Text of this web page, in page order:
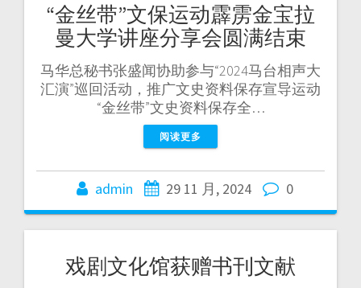
“金丝带”文保运动霹雳金宝拉
曼大学讲座分享会圆满结束
马华总秘书张盛闻协助参与“2024马台相声大
汇演”巡回活动，推广文史资料保存宣导运动
“金丝带”文史资料保存全…
阅读更多
admin 29 11 月, 2024 0
戏剧文化馆获赠书刊文献